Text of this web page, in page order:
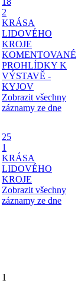
2
KRÁSA
LIDOVÉHO
KROJE
KOMENTOVANÉ
PROHLÍDKY K
VÝSTAVĚ -
KYJOV
Zobrazit všechny
záznamy ze dne
25
1
KRÁSA
LIDOVÉHO
KROJE
Zobrazit všechny
záznamy ze dne
1